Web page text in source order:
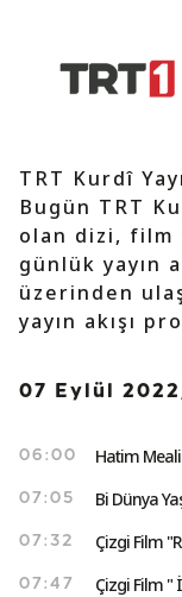
TRT Kurdî
Bugün TRT
olan dizi, film
günlük yayın
üzerinden
yayın akışı
07 Eylül
06:00 Hatim Meali
07:05 Bi Dünya
07:32 Çizgi Film
07:47 Çizgi Film "